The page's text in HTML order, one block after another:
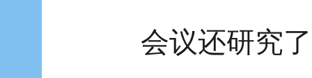
会议还研究了